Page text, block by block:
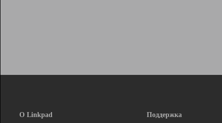
О Linkpad
Поддержка